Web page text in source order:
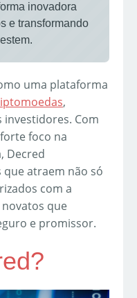
inovadora
e transformando
uma plataforma
,
Com
foco na
Decred
atraem não só
com a
que
e promissor.